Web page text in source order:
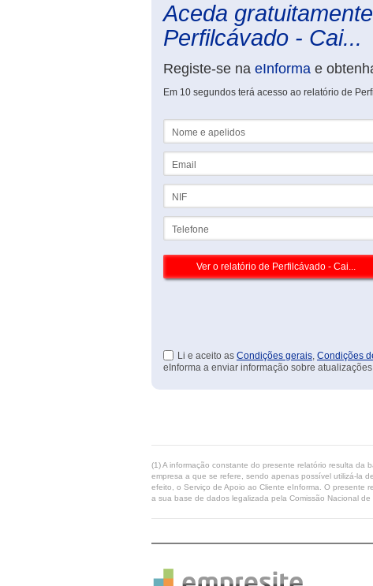
Aceda
Perfilcávado - Cai...
Registe-se na eInforma e
Em 10 segundos terá acesso ao relatório de
Li e aceito as Condições gerais, Condições
eInforma a enviar informação sobre
(1) A informação constante do presente relatório resulta
empresa a que se refere, sendo apenas possível utilizá-la
efeito, o Serviço de Apoio ao Cliente eInforma. O presente
a sua base de dados legalizada pela Comissão Nacional